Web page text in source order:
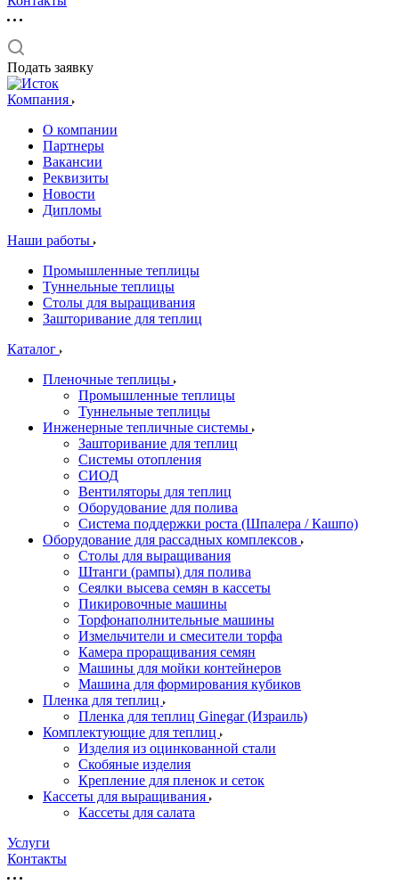
Подать заявку
Компания
О компании
Партнеры
Вакансии
Реквизиты
Новости
Дипломы
Наши работы
Промышленные теплицы
Туннельные теплицы
Столы для выращивания
Зашторивание для теплиц
Каталог
Пленочные теплицы
Промышленные теплицы
Туннельные теплицы
Инженерные тепличные системы
Зашторивание для теплиц
Системы отопления
СИОД
Вентиляторы для теплиц
Оборудование для полива
Система поддержки роста (Шпалера / Кашпо)
Оборудование для рассадных комплексов
Столы для выращивания
Штанги (рампы) для полива
Сеялки высева семян в кассеты
Пикировочные машины
Торфонаполнительные машины
Измельчители и смесители торфа
Камера проращивания семян
Машины для мойки контейнеров
Машина для формирования кубиков
Пленка для теплиц
Пленка для теплиц Ginegar (Израиль)
Комплектующие для теплиц
Изделия из оцинкованной стали
Скобяные изделия
Крепление для пленок и сеток
Кассеты для выращивания
Кассеты для салата
Услуги
Контакты